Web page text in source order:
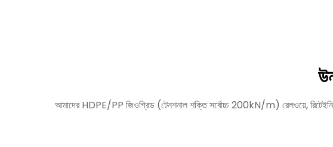
আমাদের HDPE/PP জিওগ্রিড (টেনশনাল শক্তি সর্বোচ্চ 200kN/m) রেলওয়ে, রিটেইনিং